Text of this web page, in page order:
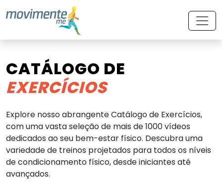
CATÁLOGO DE
EXERCÍCIOS
Explore nosso abrangente Catálogo de Exercícios,
com uma vasta seleção de mais de 1000 vídeos
dedicados ao seu bem-estar físico. Descubra uma
variedade de treinos projetados para todos os níveis
de condicionamento físico, desde iniciantes até
avançados.